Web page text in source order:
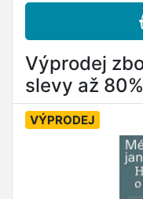
Výprodej
slevy až 80%
VÝPRODEJ